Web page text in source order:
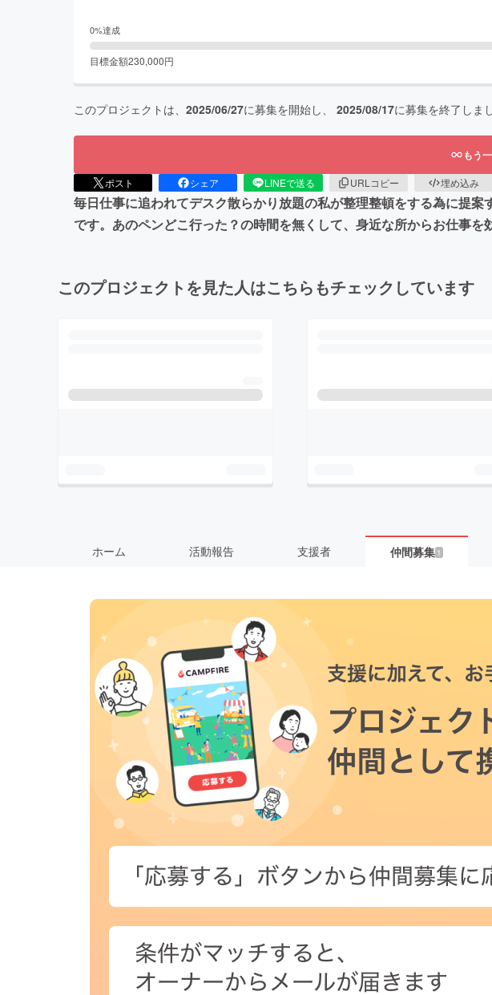
0%達成
目標金額230,000円
このプロジェクトは、 2025/06/27に募集を開始し、 2025/08/17に募集を終了しま
もう
ポスト シェア LINEで送る URLコピー 埋め込み
毎日仕事に追われてデスク散らかり放題の私が整理整頓をする為に提
です。あのペンどこ行った？の時間を無くして、身近な所からお仕事を
このプロジェクトを見た人はこちらもチェックしています
ホーム 活動報告 支援者 仲間募集 1